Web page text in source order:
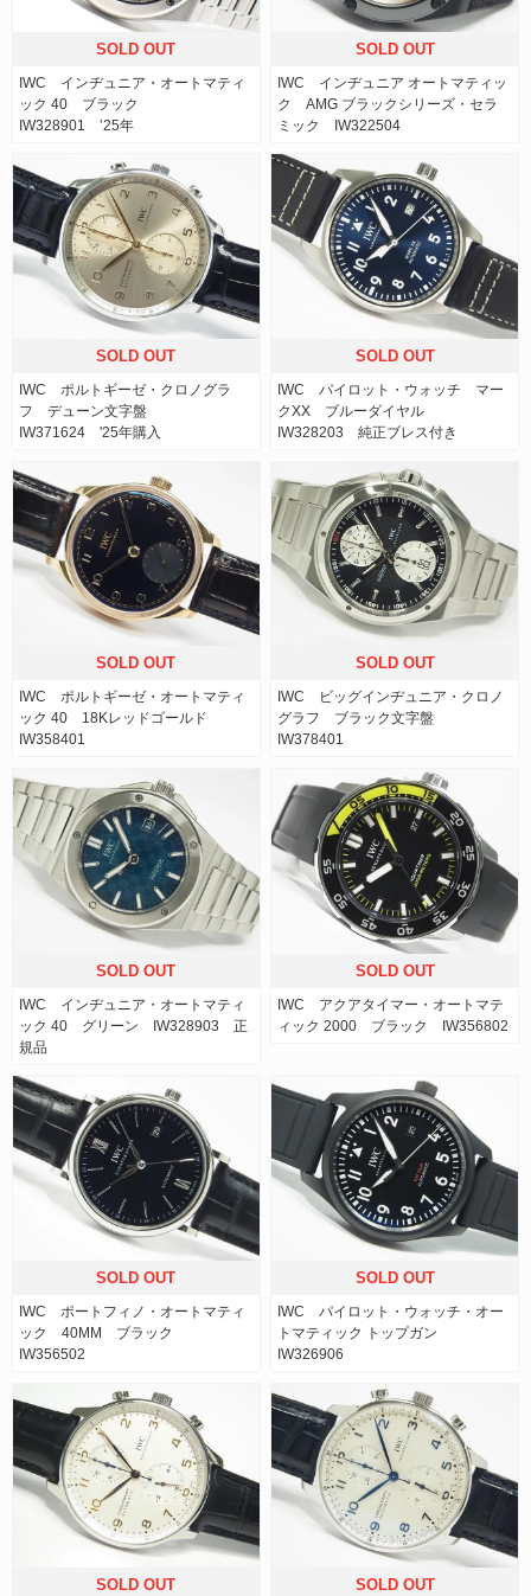
SOLD OUT
IWC インヂュニア・オートマティ
ック 40 ブラック
IW328901 ’25年
SOLD OUT
IWC インヂュニア オートマティッ
ク AMG ブラックシリーズ・セラ
ミック IW322504
SOLD OUT
IWC ポルトギーゼ・クロノグラ
フ デューン文字盤
IW371624 '25年購入
SOLD OUT
IWC パイロット・ウォッチ マー
クXX ブルーダイヤル
IW328203 純正ブレス付き
SOLD OUT
IWC ポルトギーゼ・オートマティ
ック 40 18Kレッドゴールド
IW358401
SOLD OUT
IWC ビッグインヂュニア・クロノ
グラフ ブラック文字盤
IW378401
SOLD OUT
IWC インヂュニア・オートマティ
ック 40 グリーン IW328903 正
規品
SOLD OUT
IWC アクアタイマー・オートマテ
ィック 2000 ブラック IW356802
SOLD OUT
IWC ポートフィノ・オートマティ
ック 40MM ブラック
IW356502
SOLD OUT
IWC パイロット・ウォッチ・オー
トマティック トップガン
IW326906
SOLD OUT SOLD OUT